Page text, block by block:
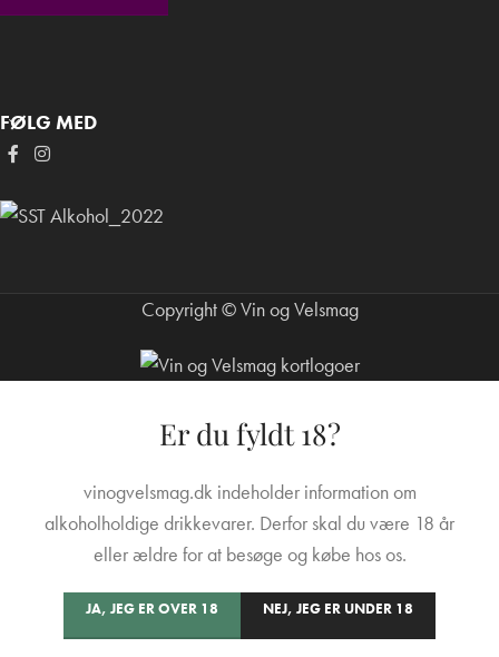
FØLG MED
Copyright © Vin og Velsmag
Er du fyldt 18?
vinogvelsmag.dk indeholder information om
alkoholholdige drikkevarer. Derfor skal du være 18 år
eller ældre for at besøge og købe hos os.
JA, JEG ER OVER 18 NEJ, JEG ER UNDER 18